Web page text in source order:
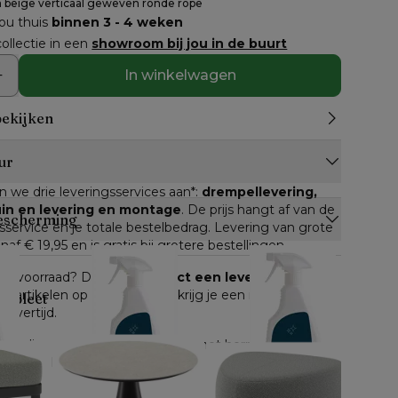
verticaal geweven ronde rope
thuis binnen 3 - 4 weken
in een showroom bij jou in de buurt
In winkelwagen
we drie leveringsservices aan*: drempellevering,
en levering en montage. De prijs hangt af van de
en je totale bestelbedrag. Levering van grote
€ 19,95 en is gratis bij grotere bestellingen.
voorraad? Dan kan je
direct een leverdatum
artikelen op voorraad, dan krijg je een inschatting
levertijd.
online gekocht worden, geldt het herroepingsrecht.
heb je
14 dagen de tijd om je bestelling